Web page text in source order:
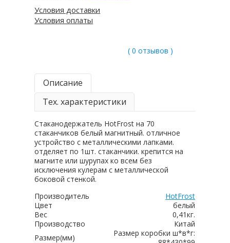
Условия доставки
Условия оплаты
( 0 отзывов )
Описание
Тех. характеристики
Стаканодержатель HotFrost на 70
стаканчиков белый магнитный. отличное
устройство с металлическими лапками.
отделяет по 1шт. стаканчики. крепится на
магните или шурупах ко всем без
исключения кулерам с металлической
боковой стенкой.
Производитель
HotFrost
Цвет
белый
Вес
0,41кг.
Производство
Китай
Размер(мм)
Размер коробки ш*в*г: